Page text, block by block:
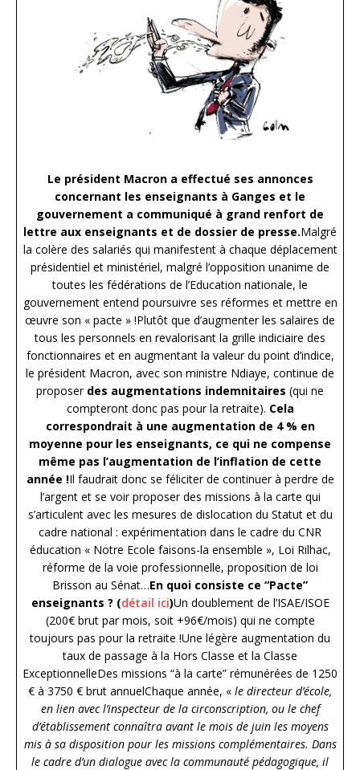
Le président Macron a effectué ses annonces
concernant les enseignants à Ganges et le
gouvernement a communiqué à grand renfort de
lettre aux enseignants et de dossier de presse.Malgré
la colère des salariés qui manifestent à chaque déplacement
présidentiel et ministériel, malgré l’opposition unanime de
toutes les fédérations de l’Education nationale, le
gouvernement entend poursuivre ses réformes et mettre en
œuvre son « pacte » !Plutôt que d’augmenter les salaires de
tous les personnels en revalorisant la grille indiciaire des
fonctionnaires et en augmentant la valeur du point d’indice,
le président Macron, avec son ministre Ndiaye, continue de
proposer des augmentations indemnitaires (qui ne
compteront donc pas pour la retraite). Cela
correspondrait à une augmentation de 4 % en
moyenne pour les enseignants, ce qui ne compense
même pas l’augmentation de l’inflation de cette
année !Il faudrait donc se féliciter de continuer à perdre de
l’argent et se voir proposer des missions à la carte qui
s’articulent avec les mesures de dislocation du Statut et du
cadre national : expérimentation dans le cadre du CNR
éducation « Notre Ecole faisons-la ensemble », Loi Rilhac,
réforme de la voie professionnelle, proposition de loi
Brisson au Sénat…En quoi consiste ce “Pacte”
enseignants ? (détail ici)Un doublement de l’ISAE/ISOE
(200€ brut par mois, soit +96€/mois) qui ne compte
toujours pas pour la retraite !Une légère augmentation du
taux de passage à la Hors Classe et la Classe
ExceptionnelleDes missions “à la carte” rémunérées de 1250
€ à 3750 € brut annuelChaque année, « le directeur d’école,
en lien avec l’inspecteur de la circonscription, ou le chef
d’établissement connaîtra avant le mois de juin les moyens
mis à sa disposition pour les missions complémentaires. Dans
le cadre d’un dialogue avec la communauté pédagogique, il